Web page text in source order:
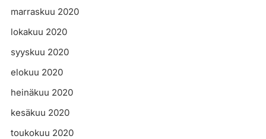
marraskuu 2020
lokakuu 2020
syyskuu 2020
elokuu 2020
heinäkuu 2020
kesäkuu 2020
toukokuu 2020